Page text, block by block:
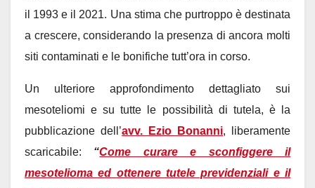
il 1993 e il 2021. Una stima che purtroppo è destinata
a crescere, considerando la presenza di ancora molti
siti contaminati e le bonifiche tutt’ora in corso.
Un ulteriore approfondimento dettagliato sui
mesoteliomi e su tutte le possibilità di tutela, è la
pubblicazione dell’avv. Ezio Bonanni, liberamente
scaricabile: “Come curare e sconfiggere il
mesotelioma ed ottenere tutele previdenziali e il